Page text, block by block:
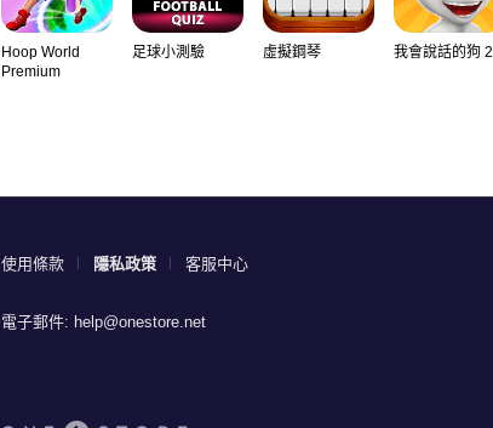
Hoop World
Premium
足球小測驗 虛擬鋼琴 我會說話的狗 2
使用條款 隱私政策 客服中心
電子郵件: help@onestore.net